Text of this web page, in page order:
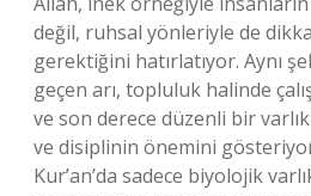
değil, ruhsal yönleriyle de
gerektiğini hatırlatıyor. Aynı
geçen arı, topluluk halinde
ve son derece düzenli bir
ve disiplinin önemini
Kur’an’da sadece biyolojik